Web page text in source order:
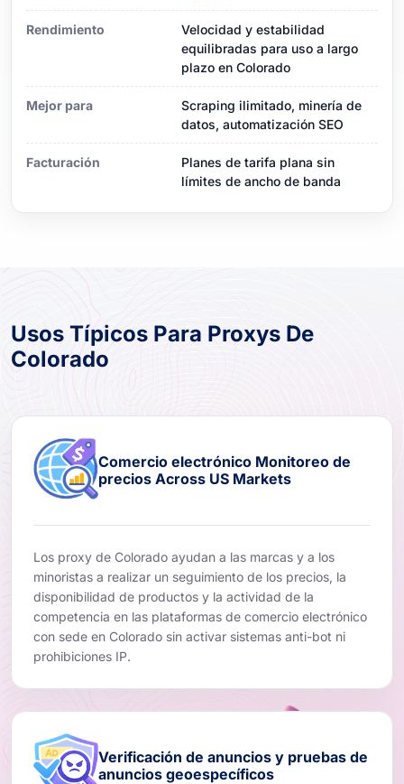
Rendimiento
Velocidad y estabilidad
equilibradas para uso a largo
plazo en Colorado
Mejor para
Scraping ilimitado, minería de
datos, automatización SEO
Facturación
Planes de tarifa plana sin
límites de ancho de banda
Usos Típicos Para Proxys De
Colorado
Comercio electrónico Monitoreo de
precios Across US Markets
Los proxy de Colorado ayudan a las marcas y a los
minoristas a realizar un seguimiento de los precios, la
disponibilidad de productos y la actividad de la
competencia en las plataformas de comercio electrónico
con sede en Colorado sin activar sistemas anti-bot ni
prohibiciones IP.
Verificación de anuncios y pruebas de
anuncios geoespecíficos